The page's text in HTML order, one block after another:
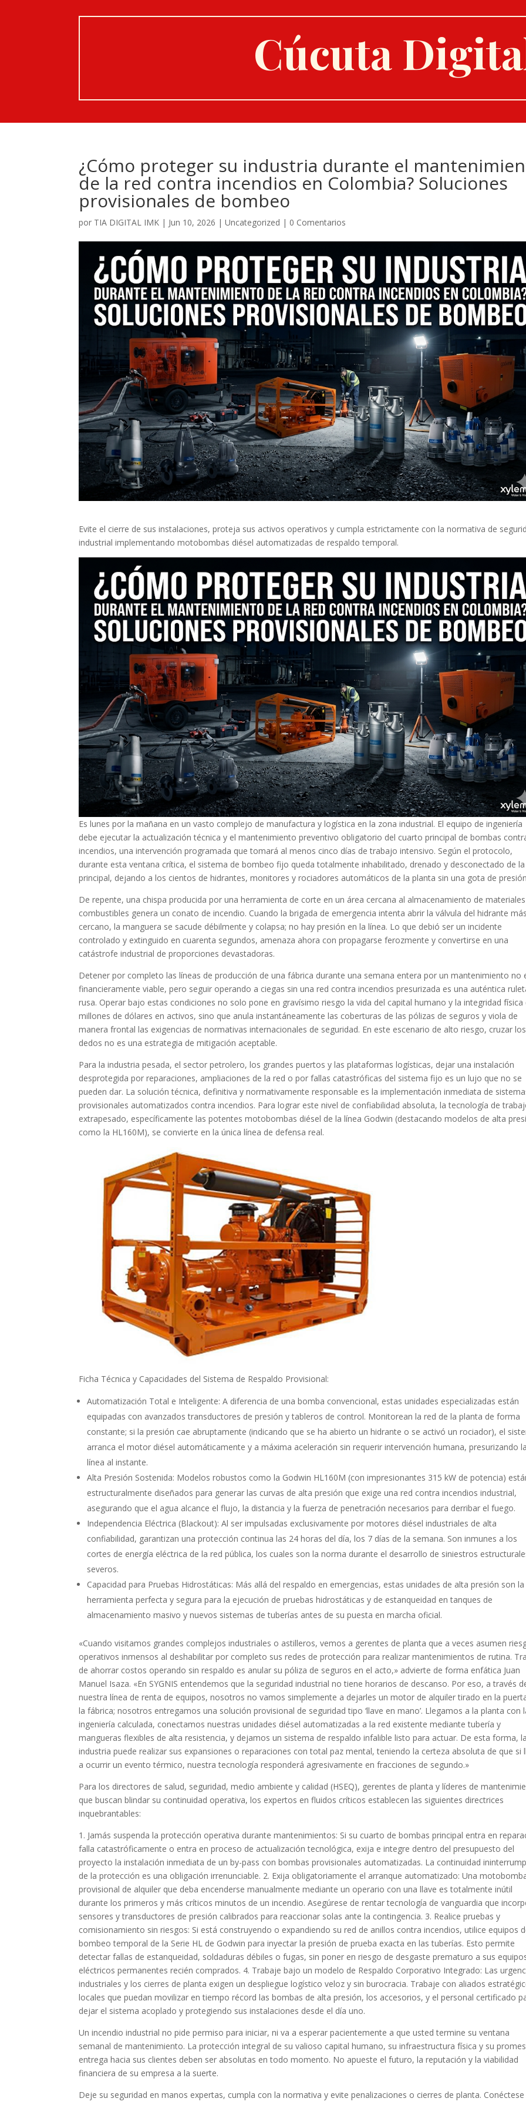
Cúcuta
¿Cómo proteger su industria durante el
de la red contra incendios en Colombia? Soluciones
provisionales de bombeo
por TIA DIGITAL IMK | Jun 10, 2026 |Uncategorized | 0 Comentarios
Evite el cierre de sus instalaciones, proteja sus activos operativos y cumpla estrictamente con la normativa de
industrial implementando motobombas diésel automatizadas de respaldo temporal.
Es lunes por la mañana en un vasto complejo de manufactura y logística en la zona industrial. El equipo de ingeniería
debe ejecutar la actualización técnica y el mantenimiento preventivo obligatorio del cuarto principal de bombas
incendios, una intervención programada que tomará al menos cinco días de trabajo intensivo. Según el protocolo,
durante esta ventana crítica, el sistema de bombeo fijo queda totalmente inhabilitado, drenado y desconectado de
principal, dejando a los cientos de hidrantes, monitores y rociadores automáticos de la planta sin una gota de
De repente, una chispa producida por una herramienta de corte en un área cercana al almacenamiento de materiales
combustibles genera un conato de incendio. Cuando la brigada de emergencia intenta abrir la válvula del hidrante más
cercano, la manguera se sacude débilmente y colapsa; no hay presión en la línea. Lo que debió ser un incidente
controlado y extinguido en cuarenta segundos, amenaza ahora con propagarse ferozmente y convertirse en una
catástrofe industrial de proporciones devastadoras.
Detener por completo las líneas de producción de una fábrica durante una semana entera por un mantenimiento no
financieramente viable, pero seguir operando a ciegas sin una red contra incendios presurizada es una auténtica
rusa. Operar bajo estas condiciones no solo pone en gravísimo riesgo la vida del capital humano y la integridad física
millones de dólares en activos, sino que anula instantáneamente las coberturas de las pólizas de seguros y viola de
manera frontal las exigencias de normativas internacionales de seguridad. En este escenario de alto riesgo, cruzar los
dedos no es una estrategia de mitigación aceptable.
Para la industria pesada, el sector petrolero, los grandes puertos y las plataformas logísticas, dejar una instalación
desprotegida por reparaciones, ampliaciones de la red o por fallas catastróficas del sistema fijo es un lujo que no se
pueden dar. La solución técnica, definitiva y normativamente responsable es la implementación inmediata de
provisionales automatizados contra incendios. Para lograr este nivel de confiabilidad absoluta, la tecnología de
extrapesado, específicamente las potentes motobombas diésel de la línea Godwin (destacando modelos de alta
como la HL160M), se convierte en la única línea de defensa real.
Ficha Técnica y Capacidades del Sistema de Respaldo Provisional:
Automatización Total e Inteligente: A diferencia de una bomba convencional, estas unidades especializadas están
equipadas con avanzados transductores de presión y tableros de control. Monitorean la red de la planta de forma
constante; si la presión cae abruptamente (indicando que se ha abierto un hidrante o se activó un rociador), el
arranca el motor diésel automáticamente y a máxima aceleración sin requerir intervención humana, presurizando la
línea al instante.
Alta Presión Sostenida: Modelos robustos como la Godwin HL160M (con impresionantes 315 kW de potencia)
estructuralmente diseñados para generar las curvas de alta presión que exige una red contra incendios industrial,
asegurando que el agua alcance el flujo, la distancia y la fuerza de penetración necesarios para derribar el fuego.
Independencia Eléctrica (Blackout): Al ser impulsadas exclusivamente por motores diésel industriales de alta
confiabilidad, garantizan una protección continua las 24 horas del día, los 7 días de la semana. Son inmunes a los
cortes de energía eléctrica de la red pública, los cuales son la norma durante el desarrollo de siniestros
severos.
Capacidad para Pruebas Hidrostáticas: Más allá del respaldo en emergencias, estas unidades de alta presión son la
herramienta perfecta y segura para la ejecución de pruebas hidrostáticas y de estanqueidad en tanques de
almacenamiento masivo y nuevos sistemas de tuberías antes de su puesta en marcha ofi­cial.
«Cuando visitamos grandes complejos industriales o astilleros, vemos a gerentes de planta que a veces asumen
operativos inmensos al deshabilitar por completo sus redes de protección para realizar mantenimientos de rutina.
de ahorrar costos operando sin respaldo es anular su póliza de seguros en el acto,» advierte de forma enfática Juan
Manuel Isaza. «En SYGNIS entendemos que la seguridad industrial no tiene horarios de descanso. Por eso, a través
nuestra línea de renta de equipos, nosotros no vamos simplemente a dejarles un motor de alquiler tirado en la
la fábrica; nosotros entregamos una solución provisional de seguridad tipo ‘llave en mano’. Llegamos a la planta con
ingeniería calculada, conectamos nuestras unidades diésel automatizadas a la red existente mediante tubería y
mangueras flexibles de alta resistencia, y dejamos un sistema de respaldo infalible listo para actuar. De esta forma, la
industria puede realizar sus expansiones o reparaciones con total paz mental, teniendo la certeza absoluta de que si
a ocurrir un evento térmico, nuestra tecnología responderá agresivamente en fracciones de segundo.»
Para los directores de salud, seguridad, medio ambiente y calidad (HSEQ), gerentes de planta y líderes de
que buscan blindar su continuidad operativa, los expertos en fluidos críticos establecen las siguientes directrices
inquebrantables:
1. Jamás suspenda la protección operativa durante mantenimientos: Si su cuarto de bombas principal entra en
falla catastróficamente o entra en proceso de actualización tecnológica, exija e integre dentro del presupuesto del
proyecto la instalación inmediata de un by-pass con bombas provisionales automatizadas. La continuidad
de la protección es una obligación irrenunciable. 2. Exija obligatoriamente el arranque automatizado: Una
provisional de alquiler que deba encenderse manualmente mediante un operario con una llave es totalmente inútil
durante los primeros y más críticos minutos de un incendio. Asegúrese de rentar tecnología de vanguardia que
sensores y transductores de presión calibrados para reaccionar solas ante la contingencia. 3. Realice pruebas y
comisionamiento sin riesgos: Si está construyendo o expandiendo su red de anillos contra incendios, utilice equipos
bombeo temporal de la Serie HL de Godwin para inyectar la presión de prueba exacta en las tuberías. Esto permite
detectar fallas de estanqueidad, soldaduras débiles o fugas, sin poner en riesgo de desgaste prematuro a sus
eléctricos permanentes recién comprados. 4. Trabaje bajo un modelo de Respaldo Corporativo Integrado: Las
industriales y los cierres de planta exigen un despliegue logístico veloz y sin burocracia. Trabaje con aliados
locales que puedan movilizar en tiempo récord las bombas de alta presión, los accesorios, y el personal certificado
dejar el sistema acoplado y protegiendo sus instalaciones desde el día uno.
Un incendio industrial no pide permiso para iniciar, ni va a esperar pacientemente a que usted termine su ventana
semanal de mantenimiento. La protección integral de su valioso capital humano, su infraestructura física y su
entrega hacia sus clientes deben ser absolutas en todo momento. No apueste el futuro, la reputación y la viabilidad
financiera de su empresa a la suerte.
Deje su seguridad en manos expertas, cumpla con la normativa y evite penalizaciones o cierres de planta.